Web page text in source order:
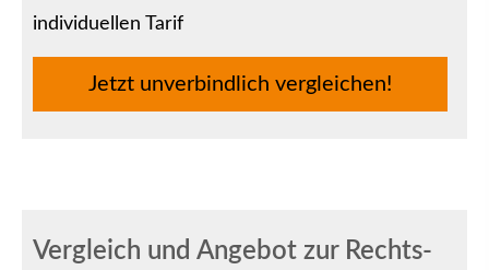
individuellen Tarif
Jetzt unverbindlich ver­gleichen!
Vergleich und Angebot zur Rechts­